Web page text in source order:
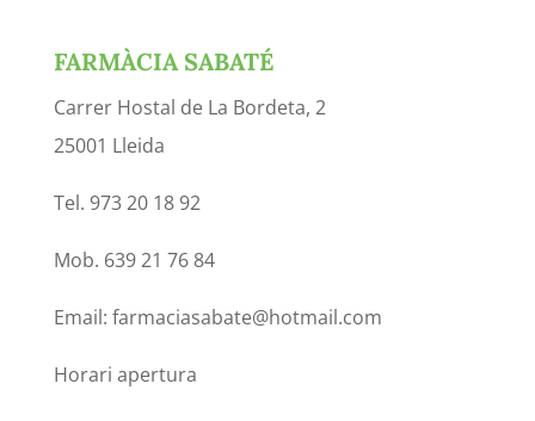
FARMÀCIA SABATÉ
Carrer Hostal de La Bordeta, 2
25001 Lleida
Tel. 973 20 18 92
Mob. 639 21 76 84
Email: farmaciasabate@hotmail.com
Horari apertura